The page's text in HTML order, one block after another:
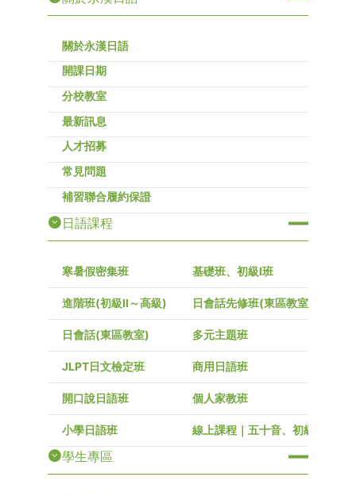
關於永漢日語
開課日期
分校教室
最新訊息
人才招募
常見問題
補習聯合履約保證
日語課程
寒暑假密集班 基礎班、初級I班
進階班(初級Ⅱ～高級) 日會話先修班(東區教室)
日會話(東區教室) 多元主題班
JLPT日文檢定班 商用日語班
開口說日語班 個人家教班
小學日語班 線上課程｜五十音、初級～高級
學生專區